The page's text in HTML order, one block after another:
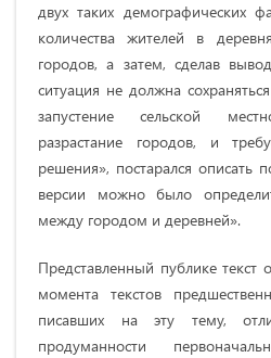
двух таких демографических
количества жителей в
городов, а затем, сделав
ситуация не должна
запустение сельской
разрастание городов, и
решения», постарался описать
версии можно было
между городом и деревней».
Представленный публике текст
момента текстов
писавших на эту тему,
продуманности